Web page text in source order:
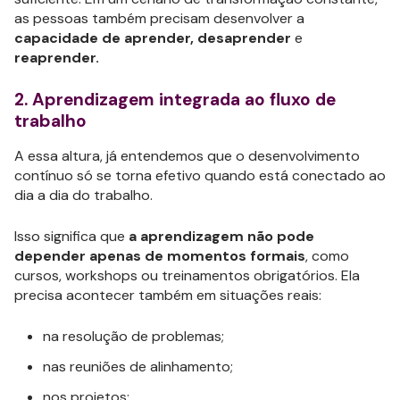
as pessoas também precisam desenvolver a
capacidade de aprender, desaprender e
reaprender.
2. Aprendizagem integrada ao fluxo de
trabalho
A essa altura, já entendemos que o desenvolvimento
contínuo só se torna efetivo quando está conectado ao
dia a dia do trabalho.
Isso significa que a aprendizagem não pode
depender apenas de momentos formais, como
cursos, workshops ou treinamentos obrigatórios. Ela
precisa acontecer também em situações reais:
na resolução de problemas;
nas reuniões de alinhamento;